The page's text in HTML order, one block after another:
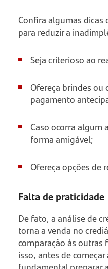
Confira algumas dicas
para reduzir a
Seja criterioso ao
Ofereça brindes ou
pagamento
Caso ocorra algum
forma amigável;
Ofereça opções de
Falta de praticidade
De fato, a análise de
torna a venda no
comparação às outras
isso, antes de